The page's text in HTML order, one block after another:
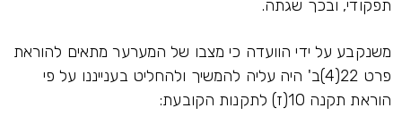
תפקודי, ובכך שגתה.
משנקבע על ידי הוועדה כי מצבו של המערער מתאים להוראת
פרט 22(4)ב' היה עליה להמשיך ולהחליט בענייננו על פי
הוראת תקנה 10(ז) לתקנות הקובעת: